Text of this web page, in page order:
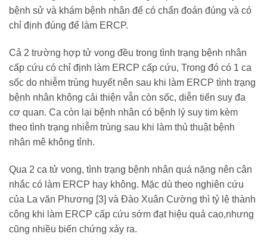
bệnh sử và khám bệnh nhân để có chẩn đoán đúng và có
chỉ định đúng để làm ERCP.
Cả 2 trường hợp tử vong đều trong tình trạng bệnh nhân
cấp cứu có chỉ định làm ERCP cấp cứu, Trong đó có 1 ca
sốc do nhiễm trùng huyết nên sau khi làm ERCP tình trạng
bệnh nhân không cải thiện vẫn còn sốc, diễn tiến suy đa
cơ quan. Ca còn lại bệnh nhân có bệnh lý suy tim kèm
theo tình trạng nhiễm trùng sau khi làm thủ thuật bệnh
nhân mê không tỉnh.
Qua 2 ca tử vong, tình trạng bệnh nhân quá nặng nên cân
nhắc có làm ERCP hay không. Mặc dù theo nghiên cứu
của La văn Phương [3] và Đào Xuân Cường thì tỷ lệ thành
công khi làm ERCP cấp cứu sớm đạt hiệu quả cao,nhưng
cũng nhiều biến chứng xảy ra.